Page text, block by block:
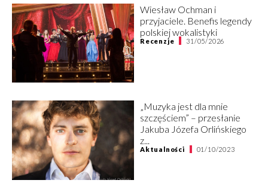
Wiesław Ochman i
przyjaciele. Benefis legendy
polskiej wokalistyki
Recenzje 31/05/2026
„Muzyka jest dla mnie
szczęściem” – przesłanie
Jakuba Józefa Orlińskiego
z...
Aktualności 01/10/2023